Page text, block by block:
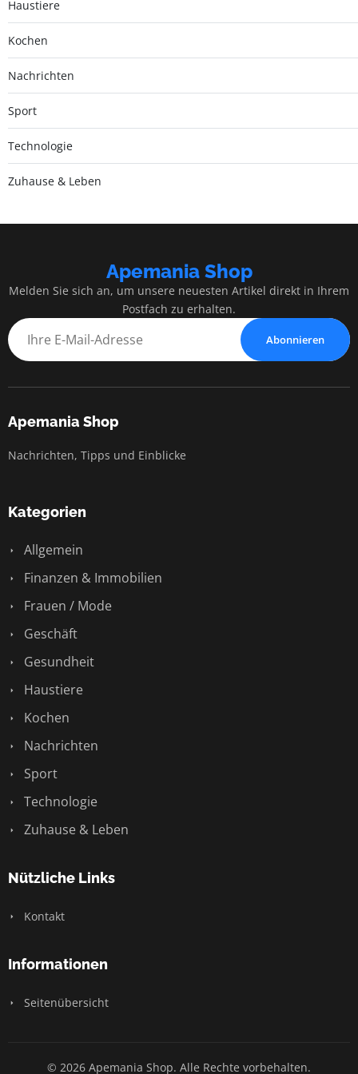
Haustiere
Kochen
Nachrichten
Sport
Technologie
Zuhause & Leben
Apemania Shop
Melden Sie sich an, um unsere neuesten Artikel direkt in Ihrem
Postfach zu erhalten.
Abonnieren
Apemania Shop
Nachrichten, Tipps und Einblicke
Kategorien
Allgemein
Finanzen & Immobilien
Frauen / Mode
Geschäft
Gesundheit
Haustiere
Kochen
Nachrichten
Sport
Technologie
Zuhause & Leben
Nützliche Links
Kontakt
Informationen
Seitenübersicht
© 2026 Apemania Shop. Alle Rechte vorbehalten.